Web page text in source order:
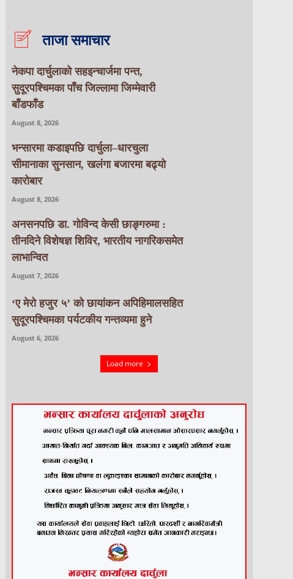
ताजा समाचार
नेकपा दार्चुलाको सहइन्चार्जमा पन्त,
सुदूरपश्चिमका पाँच जिल्लामा जिम्मेवारी
बाँडफाँड
August 8, 2026
भन्सारमा कडाइपछि दार्चुला–धारचुला
सीमानाका सुनसान, खलंगा बजारमा बढ्यो
कारोबार
August 8, 2026
अनसनपछि डा. गोविन्द केसी छाङ्गरुमा :
तीनदिने विशेषज्ञ शिविर, भारतीय नागरिकसमेत
लाभान्वित
August 7, 2026
‘ए मेरो हजुर ५’ को छायांकन अपिहिमालसहित
सुदूरपश्चिमका पर्यटकीय गन्तव्यमा हुने
August 6, 2026
Load more